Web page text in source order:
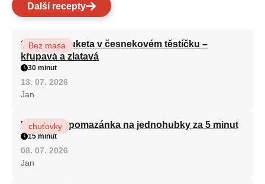
Další recepty
Smažená cuketa v česnekovém těstíčku –
křupavá a zlatavá
Bez masa
30 minut
13. 07. 2026
Jan
Královská pomazánka na jednohubky za 5 minut
chuťovky
15 minut
08. 07. 2026
Jan